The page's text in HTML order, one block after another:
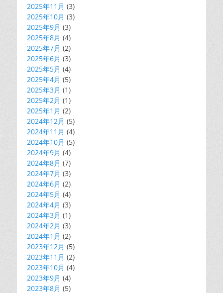
2025年11月 (3)
2025年10月 (3)
2025年9月 (3)
2025年8月 (4)
2025年7月 (2)
2025年6月 (3)
2025年5月 (4)
2025年4月 (5)
2025年3月 (1)
2025年2月 (1)
2025年1月 (2)
2024年12月 (5)
2024年11月 (4)
2024年10月 (5)
2024年9月 (4)
2024年8月 (7)
2024年7月 (3)
2024年6月 (2)
2024年5月 (4)
2024年4月 (3)
2024年3月 (1)
2024年2月 (3)
2024年1月 (2)
2023年12月 (5)
2023年11月 (2)
2023年10月 (4)
2023年9月 (4)
2023年8月 (5)